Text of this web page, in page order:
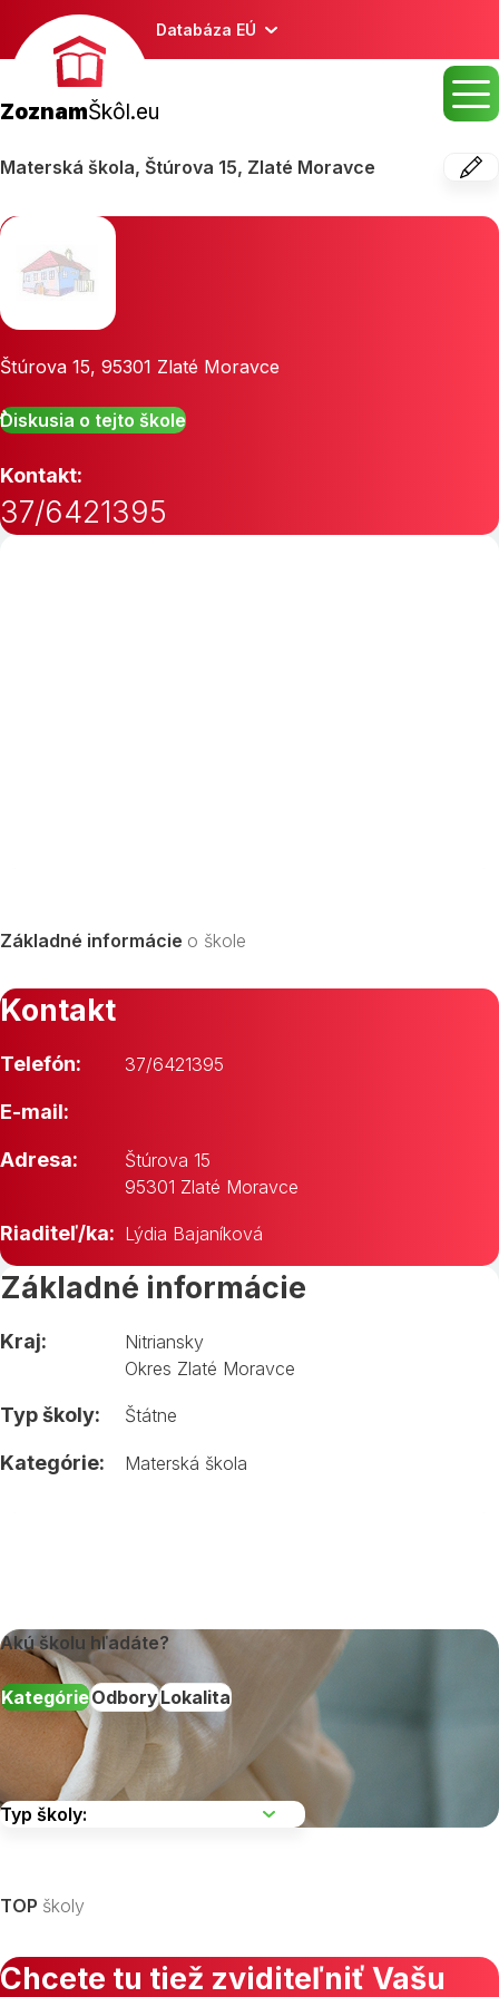
Databáza EÚ
ZoznamŠkôl.eu
Materská škola, Štúrova 15, Zlaté Moravce
Štúrova 15, 95301 Zlaté Moravce
Diskusia o tejto škole
Kontakt:
37/6421395
Základné informácie o škole
Kontakt
Telefón: 37/6421395
E-mail:
Adresa:
Štúrova 15
95301 Zlaté Moravce
Riaditeľ/ka: Lýdia Bajaníková
Základné informácie
Kraj:
Nitriansky
Okres Zlaté Moravce
Typ školy: Štátne
Kategórie: Materská škola
Akú školu hľadáte?
KategórieOdboryLokalita
TOP školy
Chcete tu tiež zviditeľniť Vašu